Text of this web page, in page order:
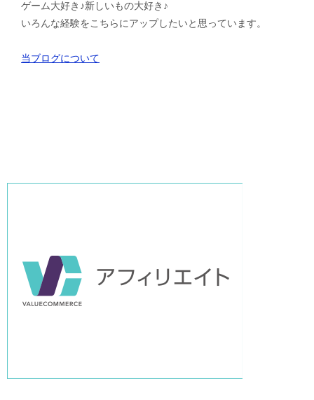
ゲーム大好き♪新しいもの大好き♪
いろんな経験をこちらにアップしたいと思っています。
当ブログについて